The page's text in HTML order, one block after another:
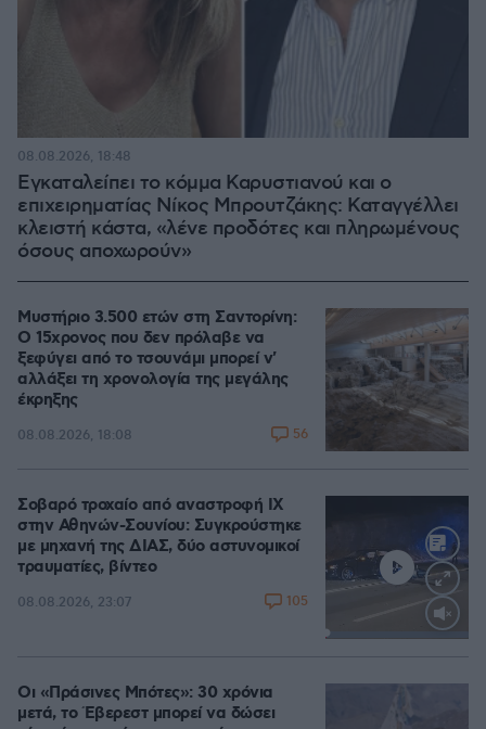
Εγκαταλείπει το κόμμα Καρυστιανού και ο
επιχειρηματίας Νίκος Μπρουτζάκης: Καταγγέλλει
κλειστή κάστα, «λένε προδότες και πληρωμένους
όσους αποχωρούν»
08.08.2026, 18:48
Μυστήριο 3.500 ετών στη Σαντορίνη:
Ο 15χρονος που δεν πρόλαβε να
ξεφύγει από το τσουνάμι μπορεί ν'
αλλάξει τη χρονολογία της μεγάλης
έκρηξης
08.08.2026, 18:08 56
Σοβαρό τροχαίο από αναστροφή ΙΧ
στην Αθηνών-Σουνίου: Συγκρούστηκε
με μηχανή της ΔΙΑΣ, δύο αστυνομικοί
τραυματίες, βίντεο
08.08.2026, 23:07 105
Οι «Πράσινες Μπότες»: 30 χρόνια
μετά, το Έβερεστ μπορεί να δώσει